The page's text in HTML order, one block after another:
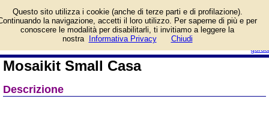
guida
Small Casa e prezzo di
vendita. Prodotto da
Mosaikit Small Casa
Descrizione
Questo sito utilizza i cookie (anche di terze parti e di profilazione).
la navigazione, accetti il loro utilizzo. Per saperne di più e per
conoscere le modalità per disabilitarli, ti invitiamo a leggere la
nostra
Informativa Privacy Chiudi